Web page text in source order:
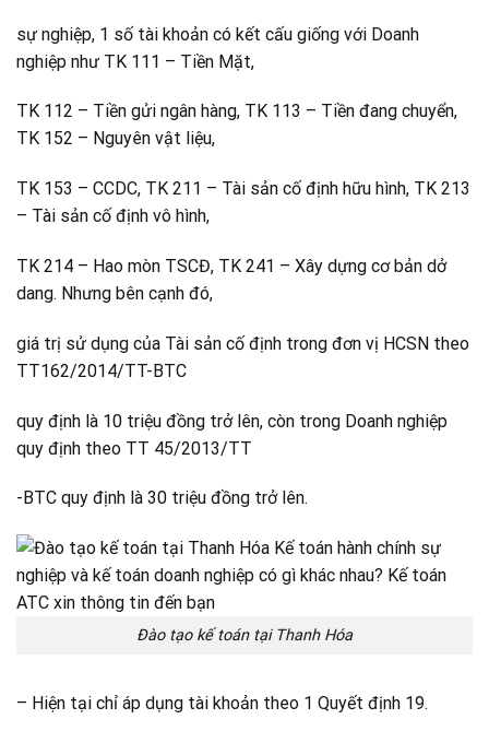
sự nghiệp, 1 số tài khoản có kết cấu giống với Doanh
nghiệp như TK 111 – Tiền Mặt,
TK 112 – Tiền gửi ngân hàng, TK 113 – Tiền đang chuyển,
TK 152 – Nguyên vật liệu,
TK 153 – CCDC, TK 211 – Tài sản cố định hữu hình, TK 213
– Tài sản cố định vô hình,
TK 214 – Hao mòn TSCĐ, TK 241 – Xây dựng cơ bản dở
dang. Nhưng bên cạnh đó,
giá trị sử dụng của Tài sản cố định trong đơn vị HCSN theo
TT162/2014/TT-BTC
quy định là 10 triệu đồng trở lên, còn trong Doanh nghiệp
quy định theo TT 45/2013/TT
-BTC quy định là 30 triệu đồng trở lên.
Đào tạo kế toán tại Thanh Hóa
– Hiện tại chỉ áp dụng tài khoản theo 1 Quyết định 19.